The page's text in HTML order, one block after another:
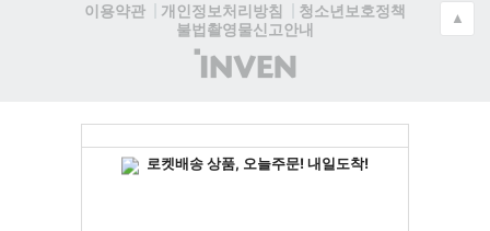
이용약관
개인정보처리방침
청소년보호정책
불법촬영물신고안내
(주)
인
▲